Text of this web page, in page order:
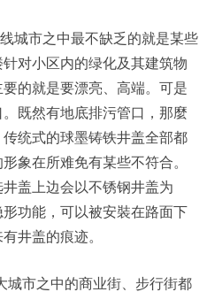
城市之中最不缺乏的就是某些
对小区内的绿化及其建筑物
的就是要漂亮、高端。可是
既然有地底排污管口，那麼
统式的球墨铸铁井盖全部都
象在所难免有某些不符合。
盖上边会以不锈钢井盖为
功能，可以被安裝在路面下
井盖的痕迹。
城市之中的商业街、步行街都